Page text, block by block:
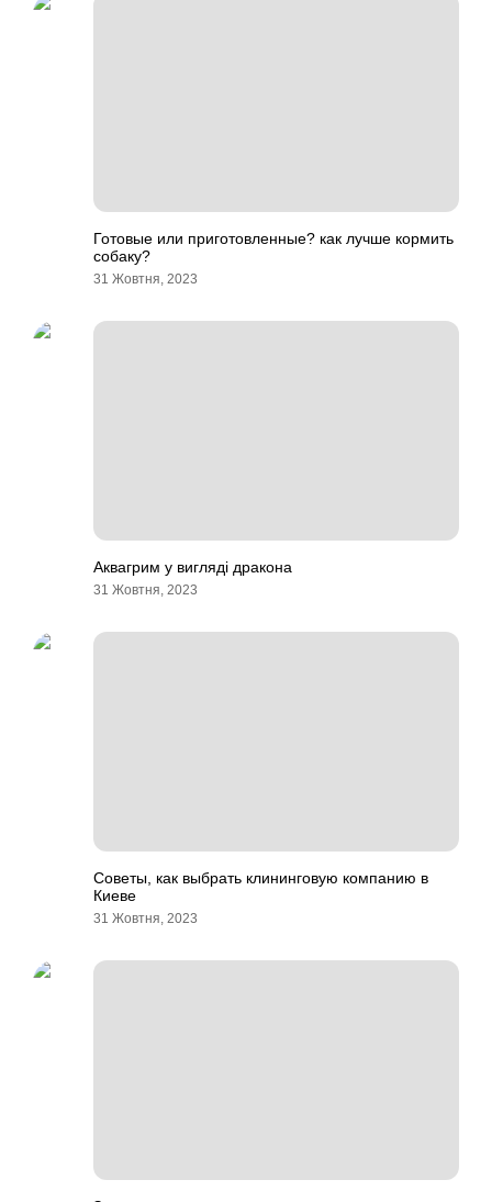
Готовые или приготовленные? как лучше кормить
собаку?
31 Жовтня, 2023
Аквагрим у вигляді дракона
31 Жовтня, 2023
Советы, как выбрать клининговую компанию в
Киеве
31 Жовтня, 2023